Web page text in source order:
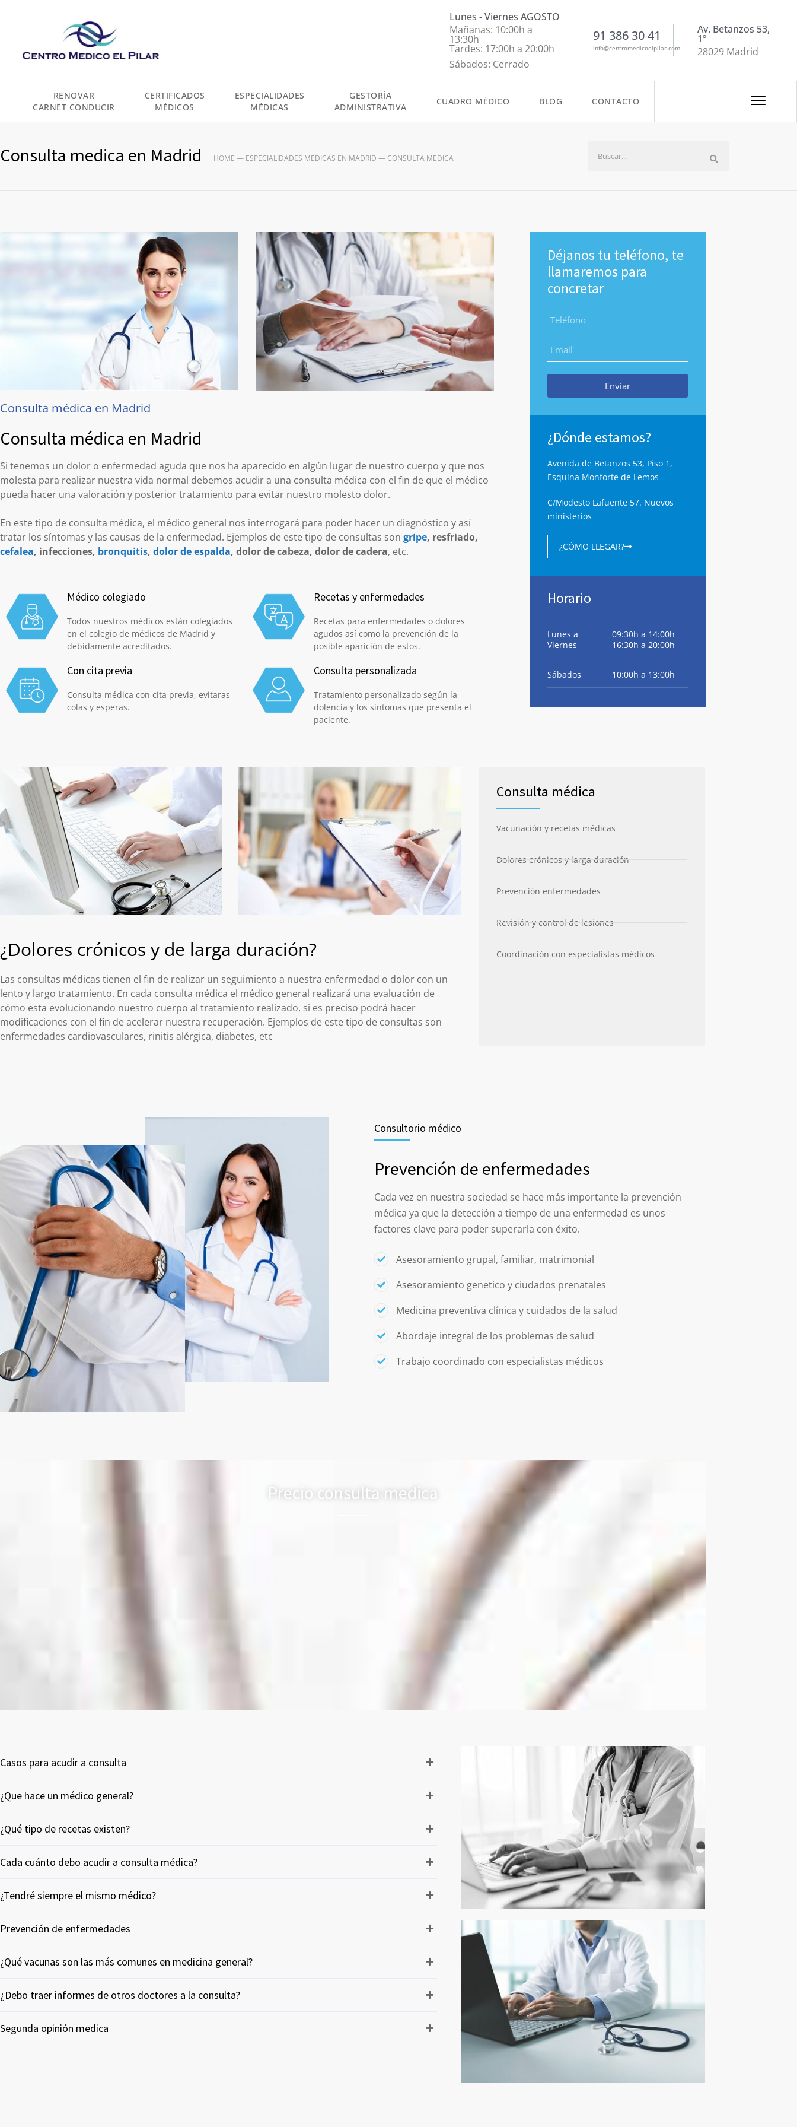
Lunes - Viernes AGOSTO
Mañanas: 10:00h a
13:30h
Tardes: 17:00h a 20:00h
Sábados: Cerrado
91 386 30 41
info@centromedicoelpilar.com
Av. Betanzos 53,
1º
28029 Madrid
RENOVAR
CARNET CONDUCIR
CERTIFICADOS
MÉDICOS
ESPECIALIDADES
MÉDICAS
GESTORÍA
ADMINISTRATIVA
CUADRO MÉDICO BLOG CONTACTO
Consulta medica en Madrid HOME — ESPECIALIDADES MÉDICAS EN MADRID —CONSULTA MEDICA
Consulta médica en Madrid
Consulta médica en Madrid
Si tenemos un dolor o enfermedad aguda que nos ha aparecido en algún lugar de nuestro cuerpo y que nos
molesta para realizar nuestra vida normal debemos acudir a una consulta médica con el fin de que el médico
pueda hacer una valoración y posterior tratamiento para evitar nuestro molesto dolor.
En este tipo de consulta médica, el médico general nos interrogará para poder hacer un diagnóstico y así
tratar los síntomas y las causas de la enfermedad. Ejemplos de este tipo de consultas son gripe, resfriado,
cefalea, infecciones, bronquitis, dolor de espalda, dolor de cabeza, dolor de cadera, etc.
Médico colegiado
Todos nuestros médicos están colegiados
en el colegio de médicos de Madrid y
debidamente acreditados.
Recetas y enfermedades
Recetas para enfermedades o dolores
agudos así como la prevención de la
posible aparición de estos.
Con cita previa
Consulta médica con cita previa, evitaras
colas y esperas.
Consulta personalizada
Tratamiento personalizado según la
dolencia y los síntomas que presenta el
paciente.
Déjanos tu teléfono, te
llamaremos para
concretar
Enviar
¿Dónde estamos?
Avenida de Betanzos 53, Piso 1,
Esquina Monforte de Lemos
C/Modesto Lafuente 57. Nuevos
ministerios
¿CÓMO LLEGAR?
Horario
Lunes a
Viernes
09:30h a 14:00h
16:30h a 20:00h
Sábados 10:00h a 13:00h
¿Dolores crónicos y de larga duración?
Las consultas médicas tienen el fin de realizar un seguimiento a nuestra enfermedad o dolor con un
lento y largo tratamiento. En cada consulta médica el médico general realizará una evaluación de
cómo esta evolucionando nuestro cuerpo al tratamiento realizado, si es preciso podrá hacer
modificaciones con el fin de acelerar nuestra recuperación. Ejemplos de este tipo de consultas son
enfermedades cardiovasculares, rinitis alérgica, diabetes, etc
Consulta médica
Vacunación y recetas médicas
Dolores crónicos y larga duración
Prevención enfermedades
Revisión y control de lesiones
Coordinación con especialistas médicos
Consultorio médico
Prevención de enfermedades
Cada vez en nuestra sociedad se hace más importante la prevención
médica ya que la detección a tiempo de una enfermedad es unos
factores clave para poder superarla con éxito.
Asesoramiento grupal, familiar, matrimonial
Asesoramiento genetico y ciudados prenatales
Medicina preventiva clínica y cuidados de la salud
Abordaje integral de los problemas de salud
Trabajo coordinado con especialistas médicos
Precio consulta medica
Casos para acudir a consulta
¿Que hace un médico general?
¿Qué tipo de recetas existen?
Cada cuánto debo acudir a consulta médica?
¿Tendré siempre el mismo médico?
Prevención de enfermedades
¿Qué vacunas son las más comunes en medicina general?
¿Debo traer informes de otros doctores a la consulta?
Segunda opinión medica